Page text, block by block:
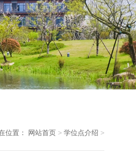
位置： 网站首页 > 学位点介绍 >